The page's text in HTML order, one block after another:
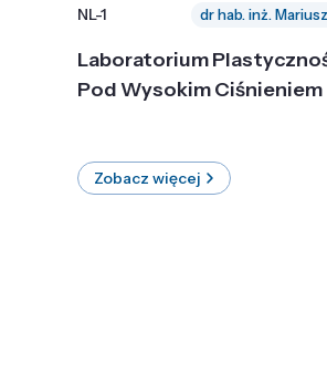
NL-1 dr hab. inż.
Laboratorium
Pod Wysokim Ciśnieniem
Zobacz więcej